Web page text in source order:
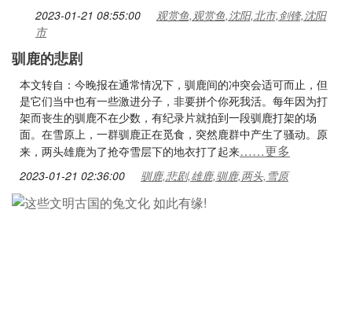
2023-01-21 08:55:00
观赏鱼,观赏鱼,沈阳,北市,剑锋,沈阳
市
驯鹿的悲剧
本文转自：今晚报在通常情况下，驯鹿间的冲突会适可而止，但
是它们当中也有一些激进分子，非要拼个你死我活。每年因为打
架而丧生的驯鹿不在少数，有纪录片就拍到一段驯鹿打架的场
面。在雪原上，一群驯鹿正在觅食，突然鹿群中产生了骚动。原
来，两头雄鹿为了抢夺雪层下的地衣打了起来……更多
2023-01-21 02:36:00 驯鹿,悲剧,雄鹿,驯鹿,两头,雪原